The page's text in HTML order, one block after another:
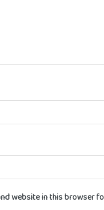
website in this browser